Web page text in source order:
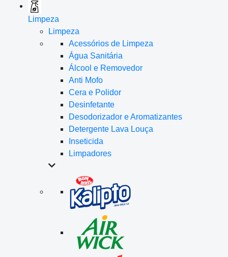
Limpeza
Limpeza
Acessórios de Limpeza
Água Sanitária
Álcool e Removedor
Anti Mofo
Cera e Polidor
Desinfetante
Desodorizador e Aromatizantes
Detergente Lava Louça
Inseticida
Limpadores